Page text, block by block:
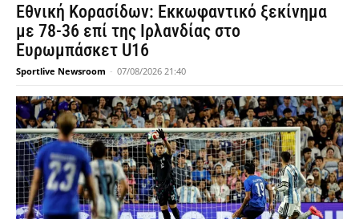
Εθνική Κορασίδων: Εκκωφαντικό ξεκίνημα
με 78-36 επί της Ιρλανδίας στο
Ευρωμπάσκετ U16
Sportlive Newsroom - 07/08/2026 21:40